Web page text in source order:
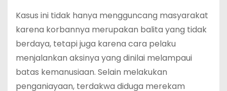
Kasus ini tidak hanya mengguncang masyarakat
karena korbannya merupakan balita yang tidak
berdaya, tetapi juga karena cara pelaku
menjalankan aksinya yang dinilai melampaui
batas kemanusiaan. Selain melakukan
penganiayaan, terdakwa diduga merekam